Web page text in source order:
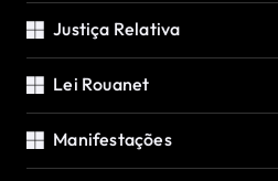
Justiça Relativa
Lei Rouanet
Manifestações